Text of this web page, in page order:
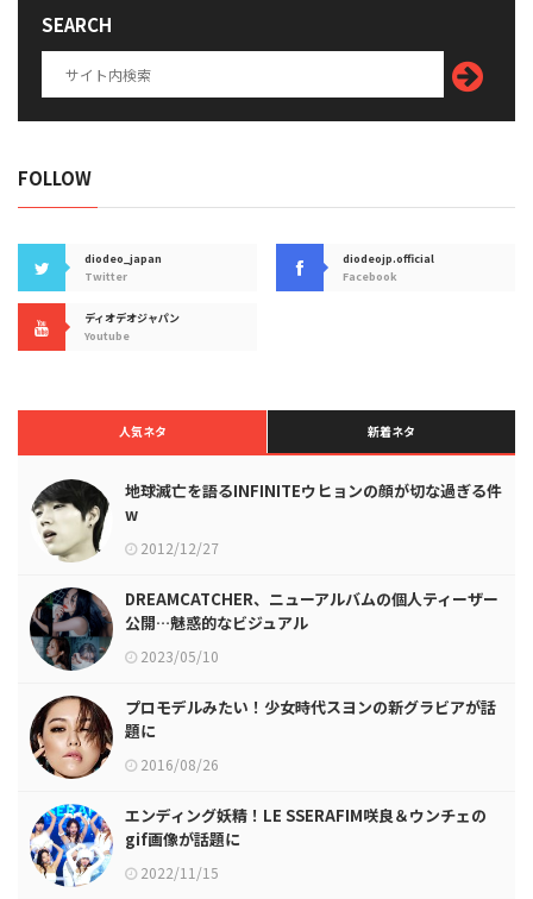
SEARCH
FOLLOW
diodeo_japan
Twitter
diodeojp.official
Facebook
ディオデオジャパン
Youtube
人気ネタ 新着ネタ
地球滅亡を語るINFINITEウヒョンの顔が切な過ぎる件
w
2012/12/27
DREAMCATCHER、ニューアルバムの個人ティーザー
公開…魅惑的なビジュアル
2023/05/10
プロモデルみたい！少女時代スヨンの新グラビアが話
題に
2016/08/26
エンディング妖精！LE SSERAFIM咲良＆ウンチェの
gif画像が話題に
2022/11/15